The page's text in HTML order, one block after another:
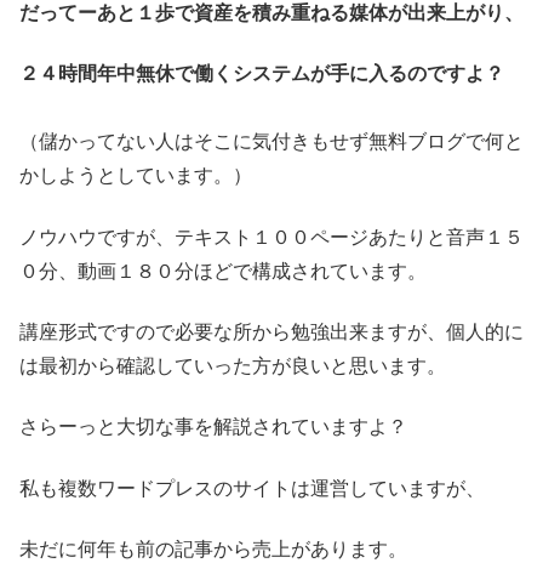
だってーあと１歩で資産を積み重ねる媒体が出来上がり、
２４時間年中無休で働くシステムが手に入るのですよ？
（儲かってない人はそこに気付きもせず無料ブログで何と
かしようとしています。）
ノウハウですが、テキスト１００ページあたりと音声１５
０分、動画１８０分ほどで構成されています。
講座形式ですので必要な所から勉強出来ますが、個人的に
は最初から確認していった方が良いと思います。
さらーっと大切な事を解説されていますよ？
私も複数ワードプレスのサイトは運営していますが、
未だに何年も前の記事から売上があります。